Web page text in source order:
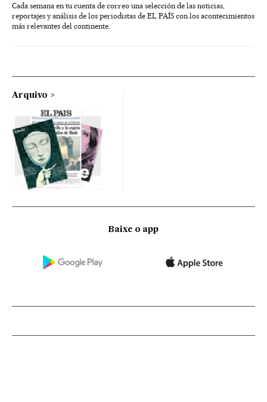
Cada semana en tu cuenta de correo una selección de las noticias,
reportajes y análisis de los periodistas de EL PAÍS con los acontecimientos
más relevantes del continente.
Arquivo
Baixe o app